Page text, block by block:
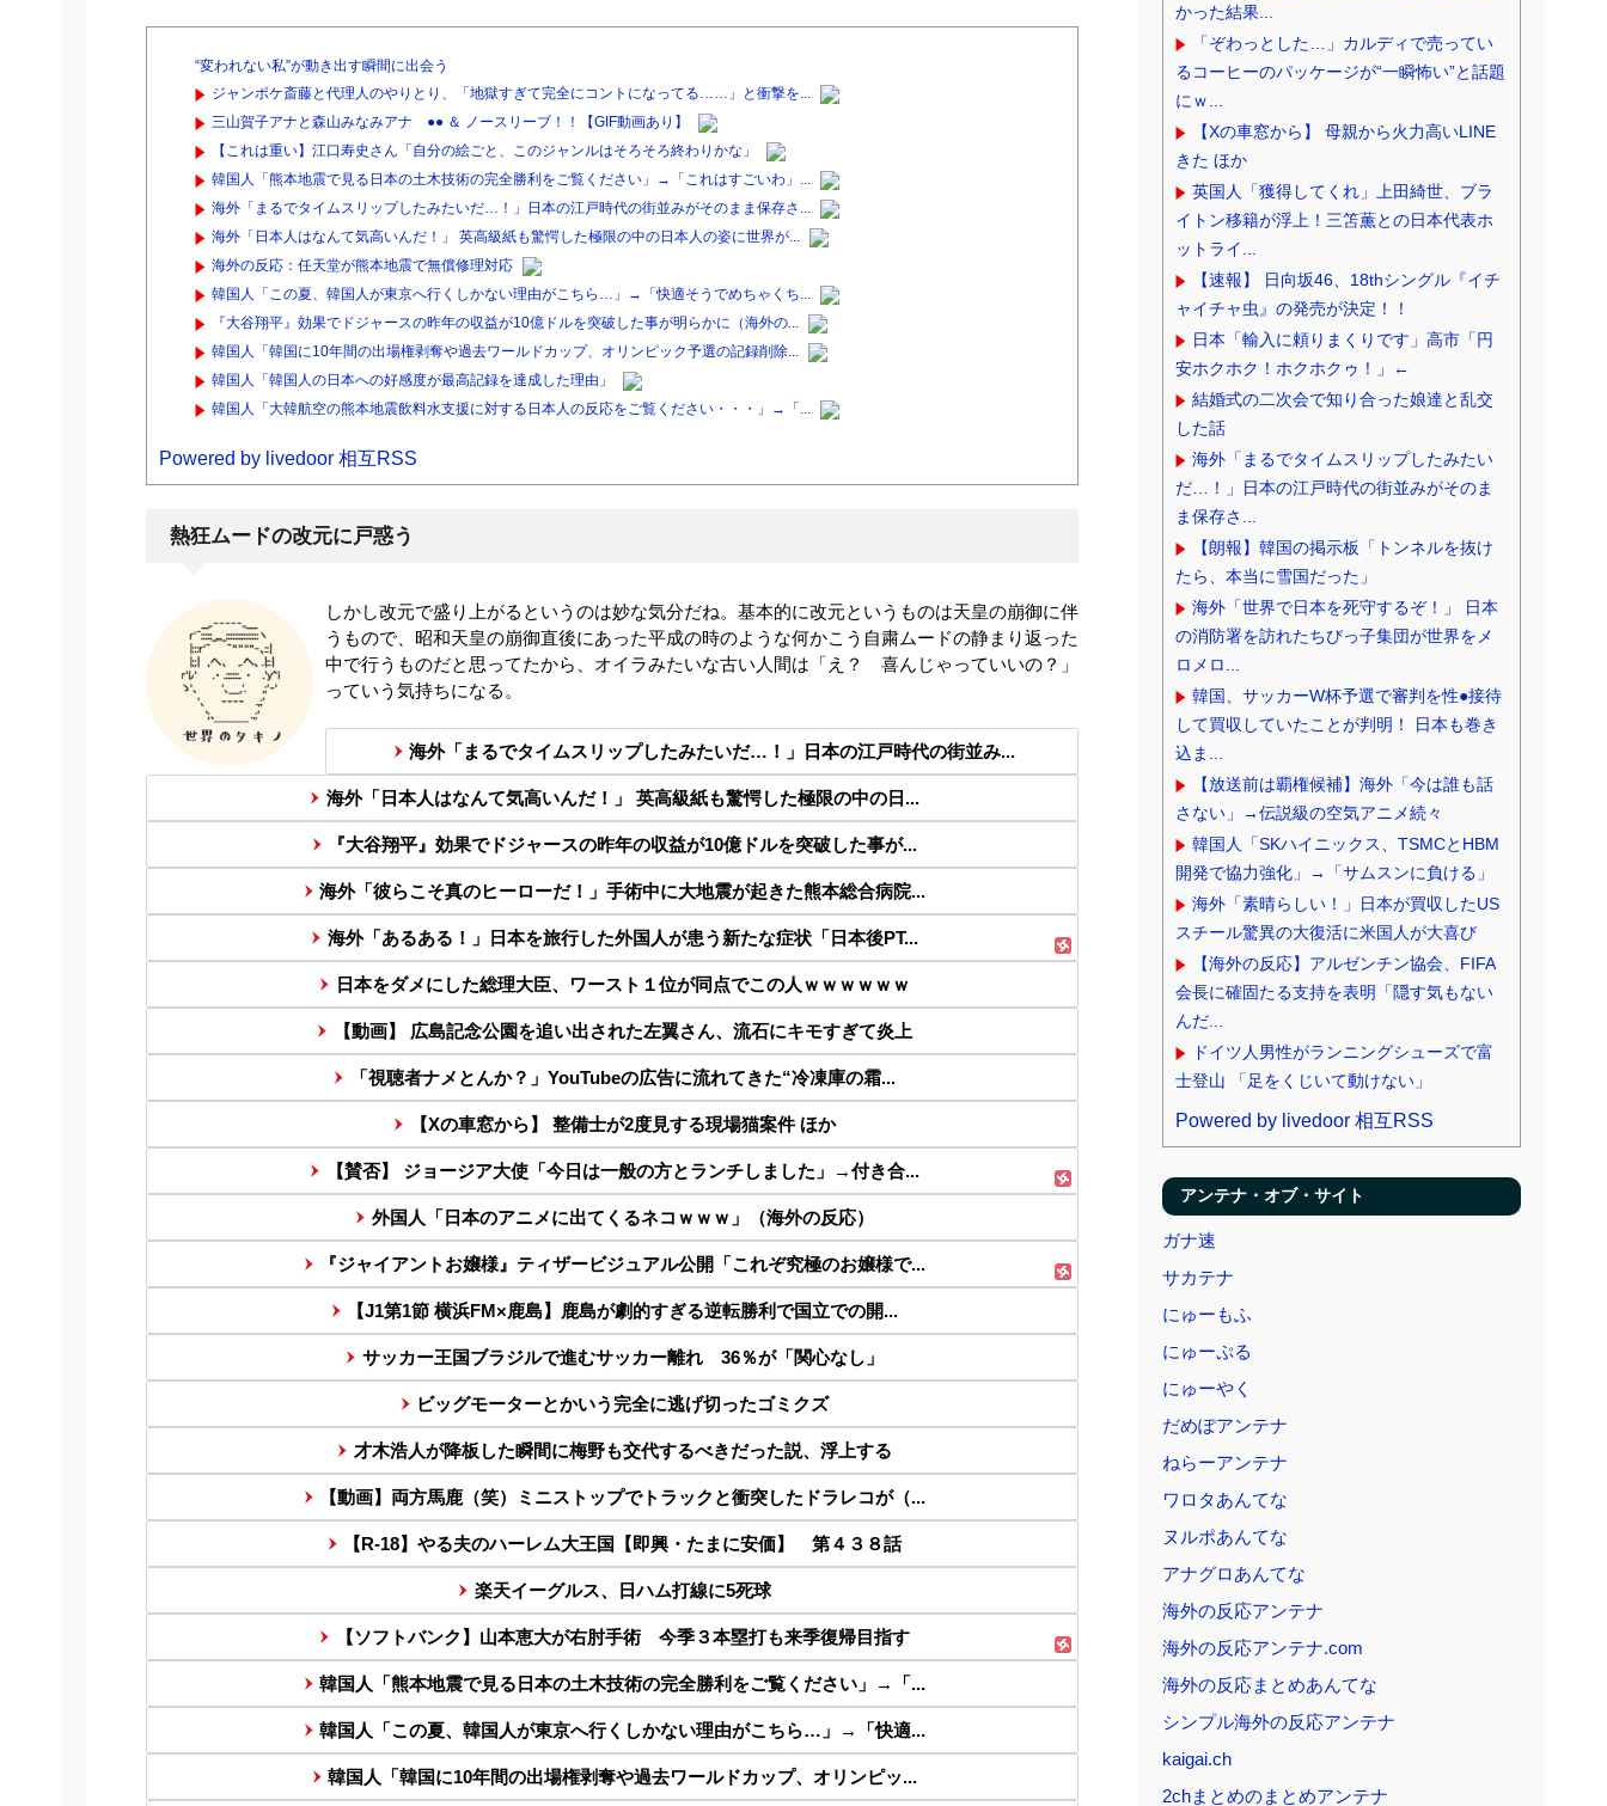
“変われない私”が動き出す瞬間に出会う
ジャンポケ斎藤と代理人のやりとり、「地獄すぎて完全にコントになってる……」と衝撃を...
三山賀子アナと森山みなみアナ ●● ＆ ノースリーブ！！【GIF動画あり】
【これは重い】江口寿史さん「自分の絵ごと、このジャンルはそろそろ終わりかな」
韓国人「熊本地震で見る日本の土木技術の完全勝利をご覧ください」→「これはすごいわ」...
海外「まるでタイムスリップしたみたいだ…！」日本の江戸時代の街並みがそのまま保存さ...
海外「日本人はなんて気高いんだ！」 英高級紙も驚愕した極限の中の日本人の姿に世界が...
海外の反応：任天堂が熊本地震で無償修理対応
韓国人「この夏、韓国人が東京へ行くしかない理由がこちら…」→「快適そうでめちゃくち...
『大谷翔平』効果でドジャースの昨年の収益が10億ドルを突破した事が明らかに（海外の...
韓国人「韓国に10年間の出場権剥奪や過去ワールドカップ、オリンピック予選の記録削除...
韓国人「韓国人の日本への好感度が最高記録を達成した理由」
韓国人「大韓航空の熊本地震飲料水支援に対する日本人の反応をご覧ください・・・」→「...
Powered by livedoor 相互RSS
熱狂ムードの改元に戸惑う
しかし改元で盛り上がるというのは妙な気分だね。基本的に改元というものは天皇の崩御に伴
うもので、昭和天皇の崩御直後にあった平成の時のような何かこう自粛ムードの静まり返った
中で行うものだと思ってたから、オイラみたいな古い人間は「え？ 喜んじゃっていいの？」
っていう気持ちになる。
海外「まるでタイムスリップしたみたいだ…！」日本の江戸時代の街並み...
海外「日本人はなんて気高いんだ！」 英高級紙も驚愕した極限の中の日...
『大谷翔平』効果でドジャースの昨年の収益が10億ドルを突破した事が...
海外「彼らこそ真のヒーローだ！」手術中に大地震が起きた熊本総合病院...
海外「あるある！」日本を旅行した外国人が患う新たな症状「日本後PT...
日本をダメにした総理大臣、ワースト１位が同点でこの人ｗｗｗｗｗｗ
【動画】 広島記念公園を追い出された左翼さん、流石にキモすぎて炎上
「視聴者ナメとんか？」YouTubeの広告に流れてきた“冷凍庫の霜...
【Xの車窓から】 整備士が2度見する現場猫案件 ほか
【賛否】 ジョージア大使「今日は一般の方とランチしました」→付き合...
外国人「日本のアニメに出てくるネコｗｗｗ」（海外の反応）
『ジャイアントお嬢様』ティザービジュアル公開「これぞ究極のお嬢様で...
【J1第1節 横浜FM×鹿島】鹿島が劇的すぎる逆転勝利で国立での開...
サッカー王国ブラジルで進むサッカー離れ 36％が「関心なし」
ビッグモーターとかいう完全に逃げ切ったゴミクズ
才木浩人が降板した瞬間に梅野も交代するべきだった説、浮上する
【動画】両方馬鹿（笑）ミニストップでトラックと衝突したドラレコが（...
【R-18】やる夫のハーレム大王国【即興・たまに安価】 第４３８話
楽天イーグルス、日ハム打線に5死球
【ソフトバンク】山本恵大が右肘手術 今季３本塁打も来季復帰目指す
韓国人「熊本地震で見る日本の土木技術の完全勝利をご覧ください」→「...
韓国人「この夏、韓国人が東京へ行くしかない理由がこちら…」→「快適...
韓国人「韓国に10年間の出場権剥奪や過去ワールドカップ、オリンピッ...
かった結果...
「ぞわっとした…」カルディで売ってい
るコーヒーのパッケージが“一瞬怖い”と話題
にｗ...
【Xの車窓から】 母親から火力高いLINE
きた ほか
英国人「獲得してくれ」上田綺世、ブラ
イトン移籍が浮上！三笘薫との日本代表ホ
ットライ...
【速報】 日向坂46、18thシングル『イチ
ャイチャ虫』の発売が決定！！
日本「輸入に頼りまくりです」高市「円
安ホクホク！ホクホクゥ！」←
結婚式の二次会で知り合った娘達と乱交
した話
海外「まるでタイムスリップしたみたい
だ…！」日本の江戸時代の街並みがそのま
ま保存さ...
【朗報】韓国の掲示板「トンネルを抜け
たら、本当に雪国だった」
海外「世界で日本を死守するぞ！」 日本
の消防署を訪れたちびっ子集団が世界をメ
ロメロ...
韓国、サッカーW杯予選で審判を性●接待
して買収していたことが判明！ 日本も巻き
込ま...
【放送前は覇権候補】海外「今は誰も話
さない」→伝説級の空気アニメ続々
韓国人「SKハイニックス、TSMCとHBM
開発で協力強化」→「サムスンに負ける」
海外「素晴らしい！」日本が買収したUS
スチール驚異の大復活に米国人が大喜び
【海外の反応】アルゼンチン協会、FIFA
会長に確固たる支持を表明「隠す気もない
んだ...
ドイツ人男性がランニングシューズで富
士登山 「足をくじいて動けない」
Powered by livedoor 相互RSS
アンテナ・オブ・サイト
ガナ速
サカテナ
にゅーもふ
にゅーぷる
にゅーやく
だめぽアンテナ
ねらーアンテナ
ワロタあんてな
ヌルポあんてな
アナグロあんてな
海外の反応アンテナ
海外の反応アンテナ.com
海外の反応まとめあんてな
シンプル海外の反応アンテナ
kaigai.ch
2chまとめのまとめアンテナ